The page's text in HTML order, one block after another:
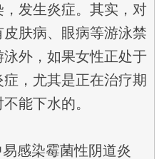
发生炎症。其实，对
肤病、眼病等游泳禁
外，如果女性正处于
，尤其是正在治疗期
能下水的。
感染霉菌性阴道炎